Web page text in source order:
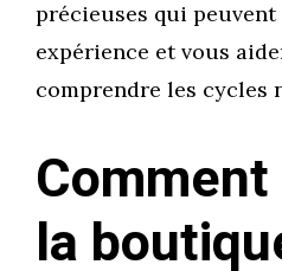
précieuses qui
expérience et vous
comprendre les cycles
la